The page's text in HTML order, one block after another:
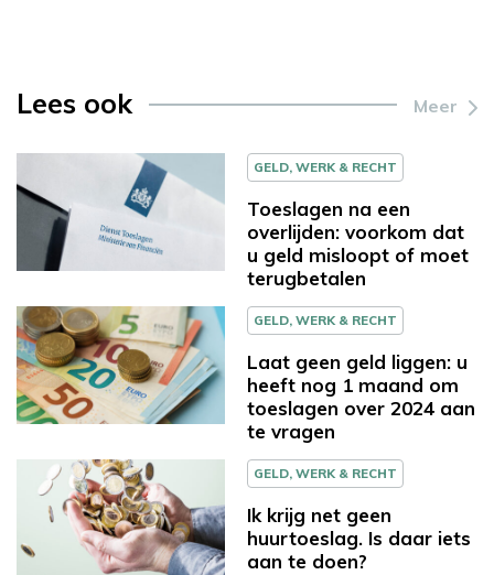
Lees ook Meer
GELD, WERK & RECHT
Toeslagen na een
overlijden: voorkom dat
u geld misloopt of moet
terugbetalen
GELD, WERK & RECHT
Laat geen geld liggen: u
heeft nog 1 maand om
toeslagen over 2024 aan
te vragen
GELD, WERK & RECHT
Ik krijg net geen
huurtoeslag. Is daar iets
aan te doen?